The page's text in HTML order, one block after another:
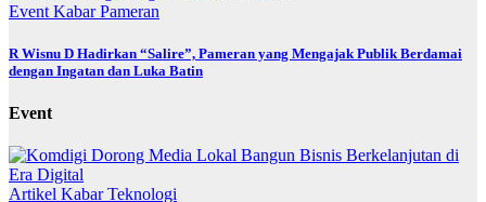
Event KabarPameran
R Wisnu D Hadirkan “Salire”, Pameran yang Mengajak Publik Berdamai
dengan Ingatan dan Luka Batin
Event
Artikel KabarTeknologi